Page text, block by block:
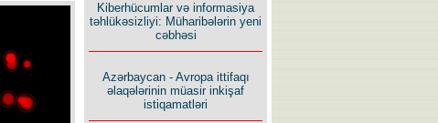
Kiberhücumlar və informasiya
təhlükəsizliyi: Müharibələrin yeni
cəbhəsi
Azərbaycan - Avropa ittifaqı
əlaqələrinin müasir inkişaf
istiqamatləri